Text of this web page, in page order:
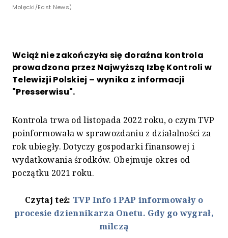
Molęcki/East News)
Wciąż nie zakończyła się doraźna kontrola
prowadzona przez Najwyższą Izbę Kontroli w
Telewizji Polskiej – wynika z informacji
"Presserwisu".
Kontrola trwa od listopada 2022 roku, o czym TVP
poinformowała w sprawozdaniu z działalności za
rok ubiegły. Dotyczy gospodarki finansowej i
wydatkowania środków. Obejmuje okres od
początku 2021 roku.
Czytaj też: TVP Info i PAP informowały o
procesie dziennikarza Onetu. Gdy go wygrał,
milczą